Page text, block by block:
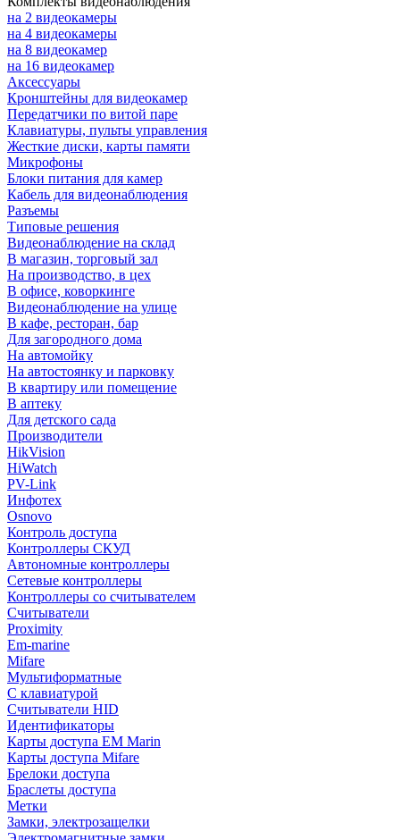
на 2 видеокамеры
на 4 видеокамеры
на 8 видеокамер
на 16 видеокамер
Аксессуары
Кронштейны для видеокамер
Передатчики по витой паре
Клавиатуры, пульты управления
Жесткие диски, карты памяти
Микрофоны
Блоки питания для камер
Кабель для видеонаблюдения
Разъемы
Типовые решения
Видеонаблюдение на склад
В магазин, торговый зал
На производство, в цех
В офисе, коворкинге
Видеонаблюдение на улице
В кафе, ресторан, бар
Для загородного дома
На автомойку
На автостоянку и парковку
В квартиру или помещение
В аптеку
Для детского сада
Производители
HikVision
HiWatch
PV-Link
Инфотех
Osnovo
Контроль доступа
Контроллеры СКУД
Автономные контроллеры
Сетевые контроллеры
Контроллеры со считывателем
Считыватели
Proximity
Em-marine
Mifare
Мультиформатные
С клавиатурой
Считыватели HID
Идентификаторы
Карты доступа EM Marin
Карты доступа Mifare
Брелоки доступа
Браслеты доступа
Метки
Замки, электрозащелки